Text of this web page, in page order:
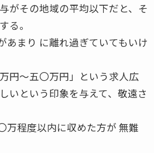
その地域の平均以下だと、そ
る。
あまり に離れ過ぎていてもいけ
円〜五〇万円」という求人広
いという印象を与えて、敬遠さ
万程度以内に収めた方が 無難